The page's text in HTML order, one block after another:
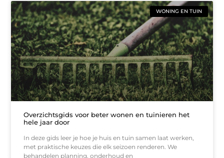
WONING EN TUIN
Overzichtsgids voor beter wonen en tuinieren het
hele jaar door
In deze gids leer je hoe je huis en tuin samen laat werken,
met praktische keuzes die elk seizoen renderen. We
behandelen planning, onderhoud en